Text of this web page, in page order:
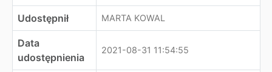
Udostępnił MARTA KOWAL
Data
udostępnienia
2021-08-31 11:54:55